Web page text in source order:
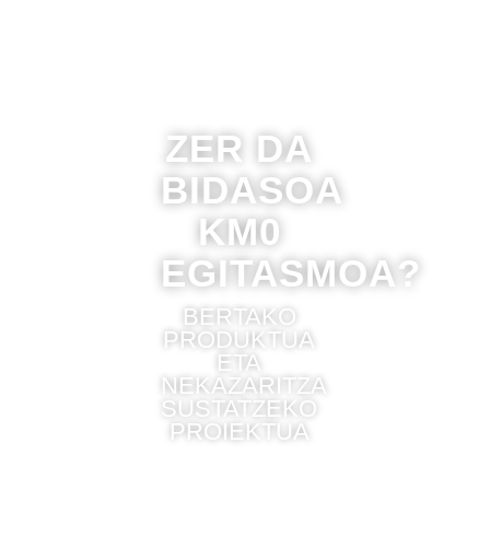
ZER DA
BIDASOA
KM0
EGITASMOA?
BERTAKO
PRODUKTUA
ETA
NEKAZARITZA
SUSTATZEKO
PROIEKTUA